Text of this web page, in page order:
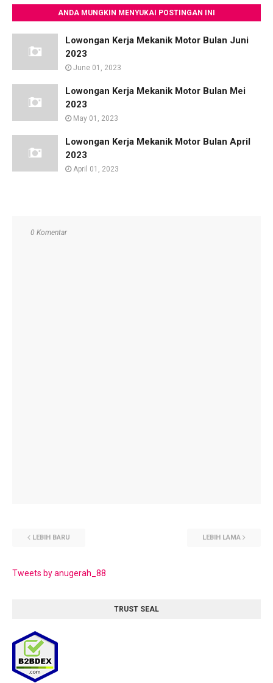
ANDA MUNGKIN MENYUKAI POSTINGAN INI
Lowongan Kerja Mekanik Motor Bulan Juni
2023
June 01, 2023
Lowongan Kerja Mekanik Motor Bulan Mei
2023
May 01, 2023
Lowongan Kerja Mekanik Motor Bulan April
2023
April 01, 2023
0 Komentar
LEBIH BARU LEBIH LAMA
Tweets by anugerah_88
TRUST SEAL